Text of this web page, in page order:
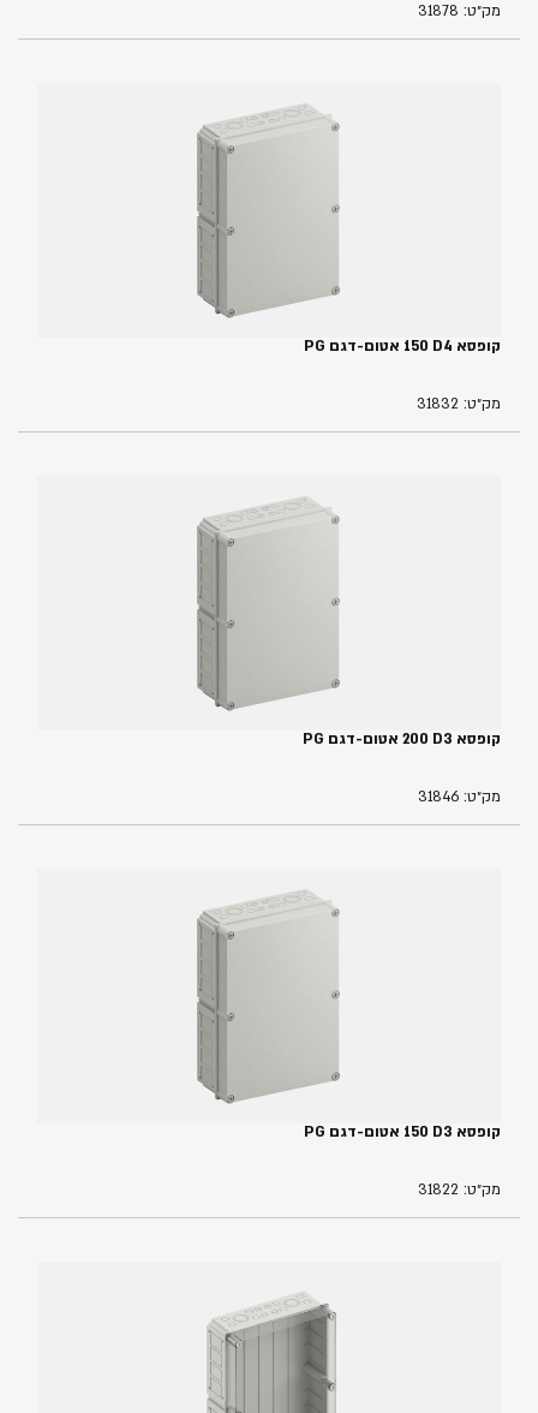
מק״ט: 31878
קופסא ‏4‏D‏ ‏150 אטום-דגם PG
מק״ט: 31832
קופסא ‏3‏D‏ ‏200 אטום-דגם PG
מק״ט: 31846
קופסא ‏3‏D‏ ‏150‏ אטום-דגם PG
מק״ט: 31822